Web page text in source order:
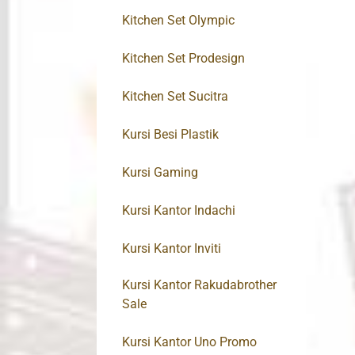
Kitchen Set Olympic
Kitchen Set Prodesign
Kitchen Set Sucitra
Kursi Besi Plastik
Kursi Gaming
Kursi Kantor Indachi
Kursi Kantor Inviti
Kursi Kantor Rakudabrother
Sale
Kursi Kantor Uno Promo